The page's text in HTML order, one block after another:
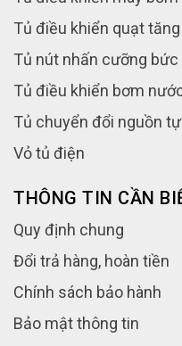
Tủ điều khiển quạt
Tủ nút nhấn cưỡng bức
Tủ điều khiển bơm
Tủ chuyển đổi nguồn
Vỏ tủ điện
THÔNG TIN CẦN
Quy định chung
Đổi trả hàng, hoàn tiền
Chính sách bảo hành
Bảo mật thông tin